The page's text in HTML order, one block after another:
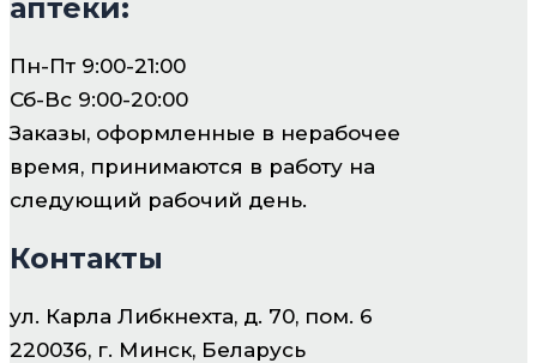
аптеки:
Пн-Пт 9:00-21:00
Сб-Вс 9:00-20:00
Заказы, оформленные в нерабочее
время, принимаются в работу на
следующий рабочий день.
Контакты
ул. Карла Либкнехта, д. 70, пом. 6
220036, г. Минск, Беларусь